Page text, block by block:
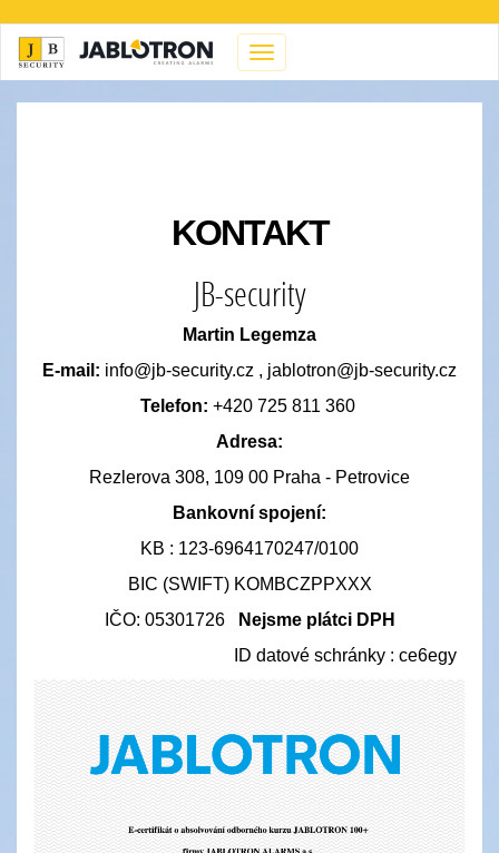
Menu
KONTAKT
JB-security
Martin Legemza
E-mail: info@jb-security.cz , jablotron@jb-security.cz
Telefon: +420 725 811 360
Adresa:
Rezlerova 308, 109 00 Praha - Petrovice
Bankovní spojení:
KB : 123-6964170247/0100
BIC (SWIFT) KOMBCZPPXXX
IČO: 05301726
Nejsme plátci DPH
ID datové schránky : ce6egy